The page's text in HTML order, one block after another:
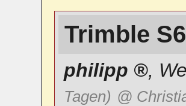
Trimble
philipp ,
Tagen) @